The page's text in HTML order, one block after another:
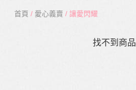
首頁 / 愛心義賣 / 讓愛閃耀
找不到商品